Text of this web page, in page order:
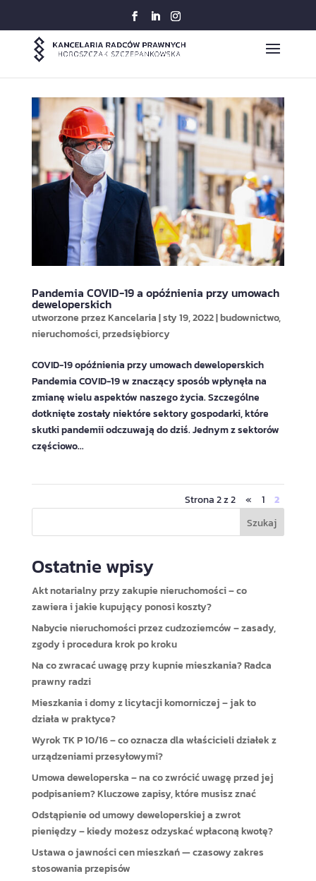
Pandemia COVID-19 a opóźnienia przy umowach
deweloperskich
utworzone przezKancelaria|sty 19, 2022|budownictwo,
nieruchomości,przedsiębiorcy
COVID-19 opóźnienia przy umowach deweloperskich
Pandemia COVID-19 w znaczący sposób wpłynęła na
zmianę wielu aspektów naszego życia. Szczególne
dotknięte zostały niektóre sektory gospodarki, które
skutki pandemii odczuwają do dziś. Jednym z sektorów
częściowo...
Strona 2 z 2 « 1
2
Szukaj
Ostatnie wpisy
Akt notarialny przy zakupie nieruchomości – co
zawiera i jakie kupujący ponosi koszty?
Nabycie nieruchomości przez cudzoziemców – zasady,
zgody i procedura krok po kroku
Na co zwracać uwagę przy kupnie mieszkania? Radca
prawny radzi
Mieszkania i domy z licytacji komorniczej – jak to
działa w praktyce?
Wyrok TK P 10/16 – co oznacza dla właścicieli działek z
urządzeniami przesyłowymi?
Umowa deweloperska – na co zwrócić uwagę przed jej
podpisaniem? Kluczowe zapisy, które musisz znać
Odstąpienie od umowy deweloperskiej a zwrot
pieniędzy – kiedy możesz odzyskać wpłaconą kwotę?
Ustawa o jawności cen mieszkań — czasowy zakres
stosowania przepisów